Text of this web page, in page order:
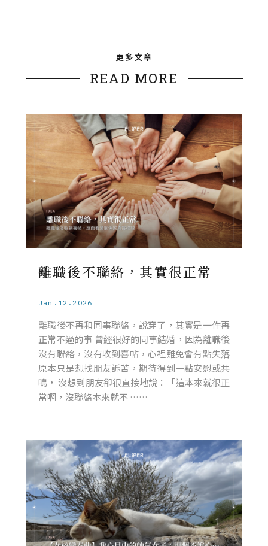
更多文章
READ MORE
離職後不聯絡，其實很正常
Jan.12.2026
離職後不再和同事聯絡，說穿了，其實是一件再
正常不過的事 曾經很好的同事結婚，因為離職後
沒有聯絡，沒有收到喜帖，心裡難免會有點失落
原本只是想找朋友訴苦，期待得到一點安慰或共
鳴， 沒想到朋友卻很直接地說：「這本來就很正
常啊，沒聯絡本來就不 ……